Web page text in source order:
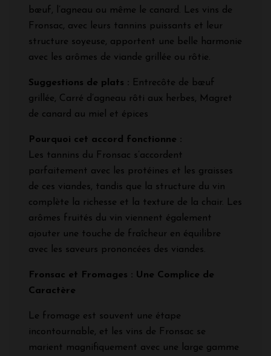
bœuf, l’agneau ou même le canard. Les vins de
Fronsac, avec leurs tannins puissants et leur
structure soyeuse, apportent une belle harmonie
avec les arômes de viande grillée ou rôtie.
Suggestions de plats : Entrecôte de bœuf
grillée, Carré d’agneau rôti aux herbes, Magret
de canard au miel et épices
Pourquoi cet accord fonctionne :
Les tannins du Fronsac s’accordent
parfaitement avec les protéines et les graisses
de ces viandes, tandis que la structure du vin
complète la richesse et la texture de la chair. Les
arômes fruités du vin viennent également
ajouter une touche de fraîcheur en équilibre
avec les saveurs prononcées des viandes.
Fronsac et Fromages : Une Complice de
Caractère
Le fromage est souvent une étape
incontournable, et les vins de Fronsac se
marient magnifiquement avec une large gamme